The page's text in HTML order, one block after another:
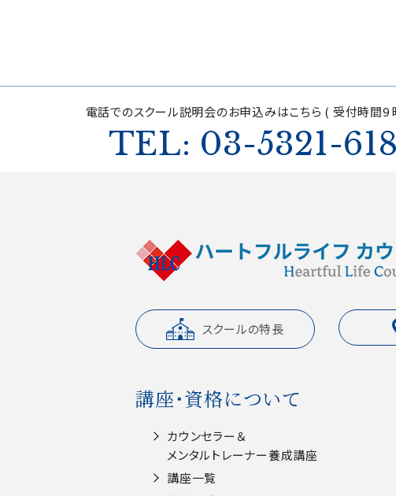
電話でのスクール説明会のお申込みはこちら ( 受付時間9
TEL: 03-5321-
スクールの特長
講座・資格について
カウンセラー＆
メンタルトレーナー養成講座
講座一覧